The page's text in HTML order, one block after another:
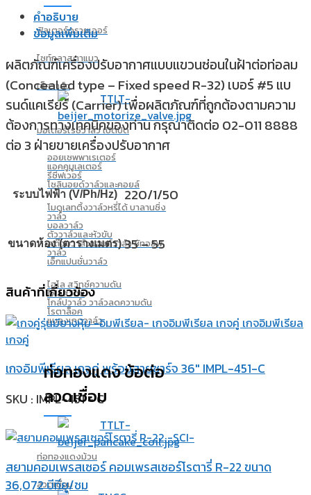
ฟิลเตอร์ดรายเออร์
ไซท์กลาสตาแมว
เช็ควาล์ว
มอเตอร์ไรซ์วาล์ว เปิดปิด
ออยเซพพาเรเตอร์
แอคคูมูเลเตอร์
รีซีฟเวอร์
โซลินอยด์วาล์วและคอยล์
โมดูเลทติ้งวาล์วหรี่ได้ บาลานซิ่ง
วาล์ว
บอลวาล์ว
ตัววาล์วและหัวขับ
สต๊อบวาล์วแฮนด์วาล์ว ชัทออฟ
วาล์ว
เอ็กแปนชั่นวาล์ว
ไฮโล สวิทซ์ความดัน
โฟล์สวิทซ์
โกล์ปวาล์ว วาล์วลดความดัน
โรตาล็อค
แบลงเกตวาล์ว
ท่อทองแดง ข้อต่อ
ลวดเชื่อม
ท่อทองแดงม้วน
ลวดเชื่อม
คำอธิบาย
ข้อมูลเพิ่มเติม
ผลิตภัณฑ์เครื่องปรับอากาศแบบแขวนซ่อนในฝ้าต่อท่อลม
(Concealed type – Fixed speed R-32) เบอร์ #5 แบ
รนด์แคเรียร์ (Carrier) เพื่อผลิตภัณฑ์ที่ถูกต้องตามความ
ต้องการทางเทคนิคของท่าน กรุณาติดต่อ 02-011 8888
ต่อ 3 ฝ่ายขายเครื่องปรับอากาศ
ระบบไฟฟ้า (V/Ph/Hz) 220/1/50
ขนาดห้อง (ตารางเมตร) 35 – 55
สินค้าที่เกี่ยวข้อง
เกจอิมพีเรียล เกจคู่ พร้อมสายชาร์จ 36″ IMPL-451-C
SKU : IMPL-451 - C
สยามคอมเพรสเซอร์ คอมเพรสเซอร์โรตารี่ R-22 ขนาด
36,072 บีทียู/ชม